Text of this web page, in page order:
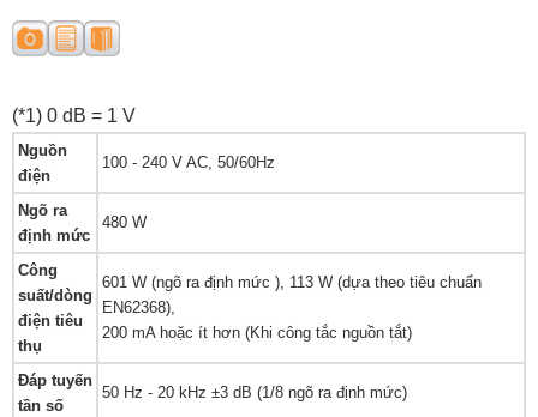
(*1) 0 dB = 1 V
Nguồn
điện
100 - 240 V AC, 50/60Hz
Ngõ ra
định mức
480 W
Công
suất/dòng
điện tiêu
thụ
601 W (ngõ ra định mức ), 113 W (dựa theo tiêu chuẩn
EN62368),
200 mA hoặc ít hơn (Khi công tắc nguồn tắt)
Đáp tuyến
tần số
50 Hz - 20 kHz ±3 dB (1/8 ngõ ra định mức)